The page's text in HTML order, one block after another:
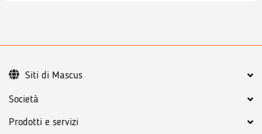
Società
Prodotti e servizi
Siti di Mascus